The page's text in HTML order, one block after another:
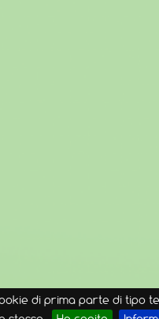
di prima parte di tipo